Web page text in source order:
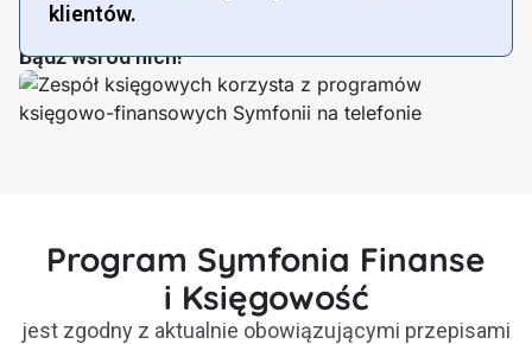
klientów.
Bądź wśród nich!
Program Symfonia Finanse
i Księgowość
jest zgodny z aktualnie obowiązującymi przepisami